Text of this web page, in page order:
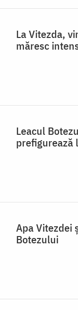
La Vitezda,
măresc
Leacul
prefigurează
Apa Vitezdei
Botezului